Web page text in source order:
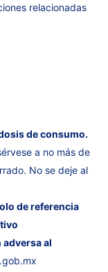
relacionadas
de consumo.
a no más de
No se deje al
de referencia
adversa al